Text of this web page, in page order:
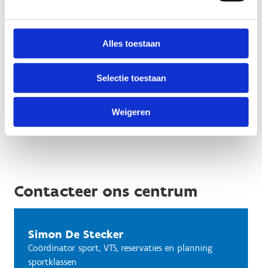
Alles toestaan
Selectie toestaan
Weigeren
Contacteer ons centrum
Simon De Stecker
Coördinator sport, VTS, reservaties en planning
sportklassen